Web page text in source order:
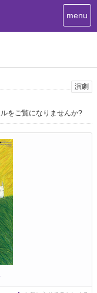
T
o
v
g
menu
演劇
をご覧になりませんか?